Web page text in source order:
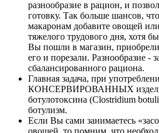
разнообразие в рацион, и
готовку. Так больше шансов,
макаронам добавите овощей
тяжелого трудового дня, хотя
Вы пошли в магазин,
его и порезали. Разнообразие -
сбалансированного рациона.
Главная задача, при
КОНСЕРВИРОВАННЫХ
ботулотоксина (Clostridium
ботулизм.
Если Вы сами занимаетесь
овощей, то помним, что